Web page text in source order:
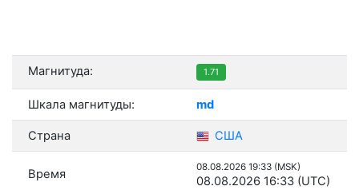
Магнитуда: 1.71
Шкала магнитуды: md
Страна США
Время 08.08.2026 19:33 (MSK)
08.08.2026 16:33 (UTC)